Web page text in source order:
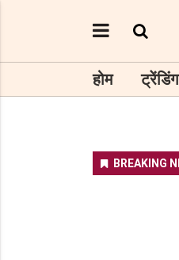
होम ट्रेंडिंग